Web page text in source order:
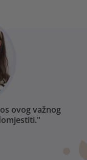
ovog važnog